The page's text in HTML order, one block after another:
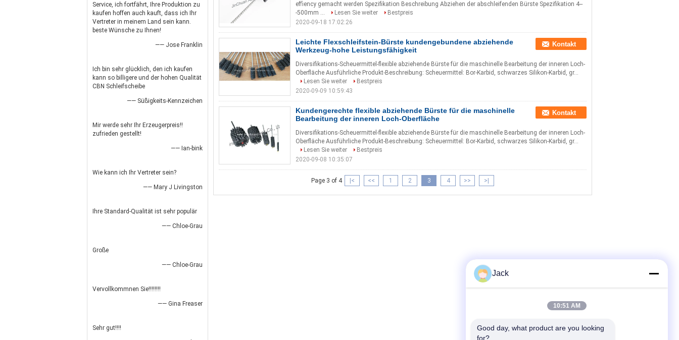
Service, ich fortfährt, Ihre Produktion zu
kaufen hoffen auch kauft, dass ich Ihr
Vertreter in meinem Land sein kann.
beste Wünsche zu Ihnen!
—— Jose Franklin
Ich bin sehr glücklich, den ich kaufen
kann so billigere und der hohen Qualität
CBN Schleifscheibe
—— Süßigkeits-Kennzeichen
Mir werde sehr Ihr Erzeugerpreis!!
zufrieden gestellt!
—— Ian-bink
Wie kann ich Ihr Vertreter sein?
—— Mary J Livingston
Ihre Standard-Qualität ist sehr populär
—— Chloe-Grau
Große
—— Chloe-Grau
Vervollkommnen Sie!!!!!!!!
—— Gina Freaser
Sehr gut!!!!
effiency gemacht werden Spezifikation Beschreibung Abziehen der abschleifenden Bürste Spezifikation 4--
-500mm ...
Lesen Sie weiter
Bestpreis
2020-09-18 17:02:26
Leichte Flexschleifstein-Bürste kundengebundene abziehende
Werkzeug-hohe Leistungsfähigkeit
Kontakt
Diversifikations-Scheuermittel-flexible abziehende Bürste für die maschinelle Bearbeitung der inneren Loch-
Oberfläche Ausführliche Produkt-Beschreibung: Scheuermittel: Bor-Karbid, schwarzes Silikon-Karbid, gr...
Lesen Sie weiter
Bestpreis
2020-09-09 10:59:43
Kundengerechte flexible abziehende Bürste für die maschinelle
Bearbeitung der inneren Loch-Oberfläche
Kontakt
Diversifikations-Scheuermittel-flexible abziehende Bürste für die maschinelle Bearbeitung der inneren Loch-
Oberfläche Ausführliche Produkt-Beschreibung: Scheuermittel: Bor-Karbid, schwarzes Silikon-Karbid, gr...
Lesen Sie weiter
Bestpreis
2020-09-08 10:35:07
Page 3 of 4 |< << 1 2 3 4 >> >|
Jack
10:51 AM
Good day, what product are you looking
for?